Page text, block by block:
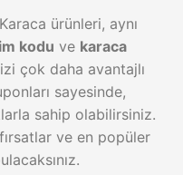
ürünleri, aynı
kodu ve karaca
çok daha avantajlı
sayesinde,
sahip olabilirsiniz.
ve en popüler